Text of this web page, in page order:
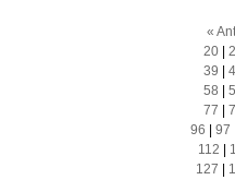
«
20|
39
58
77
96
97
112
127